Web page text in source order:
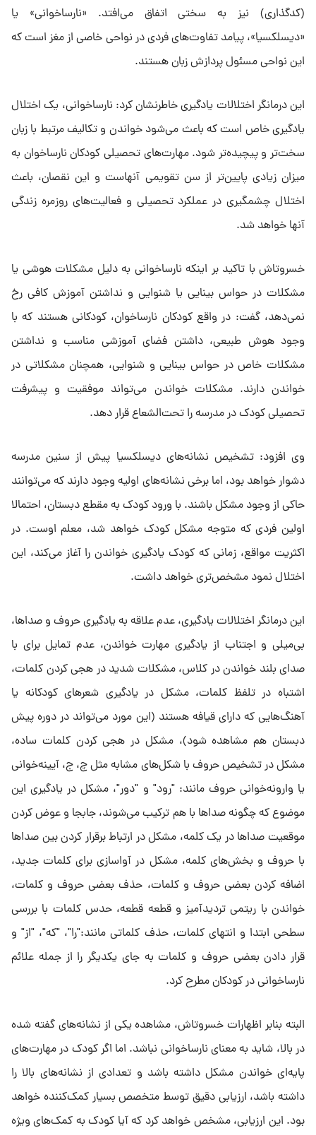
(کدگذاری) نیز به سختی اتفاق می‌افتد. «نارساخوانی» یا
«دیسلکسیا»، پیامد تفاوت‌های فردی در نواحی خاصی از مغز است که
این نواحی مسئول پردازش زبان هستند.
این درمانگر اختلالات یادگیری خاطرنشان کرد: نارساخوانی، یک اختلال
یادگیری خاص است که باعث می‌شود خواندن و تکالیف مرتبط با زبان
سخت‌تر و پیچیده‌تر شود. مهارت‌های تحصیلی کودکان نارساخوان به
میزان زیادی پایین‌تر از سن تقویمی آنهاست و این نقصان، باعث
اختلال چشمگیری در عملکرد تحصیلی و فعالیت‌های روزمره زندگی
آنها خواهد شد.
خسروتاش با تاکید بر اینکه نارساخوانی به دلیل مشکلات هوشی یا
مشکلات در حواس بینایی یا شنوایی و نداشتن آموزش کافی رخ
نمی‌دهد، گفت: در واقع کودکان نارساخوان، کودکانی هستند که با
وجود هوش طبیعی، داشتن فضای آموزشی مناسب و نداشتن
مشکلات خاص در حواس بینایی و شنوایی، همچنان مشکلاتی در
خواندن دارند. مشکلات خواندن می‌تواند موفقیت و پیشرفت
تحصیلی کودک در مدرسه را تحت‌الشعاع قرار دهد.
وی افزود: تشخیص نشانه‌های دیسلکسیا پیش از سنین مدرسه
دشوار خواهد بود، اما برخی نشانه‌های اولیه وجود دارند که می‌توانند
حاکی از وجود مشکل باشند. با ورود کودک به مقطع دبستان، احتمالا
اولین فردی که متوجه مشکل کودک خواهد شد، معلم اوست. در
اکثریت مواقع، زمانی که کودک یادگیری خواندن را آغاز می‌کند، این
اختلال نمود مشخص‌تری خواهد داشت.
این درمانگر اختلالات یادگیری، عدم علاقه به یادگیری حروف و صداها،
بی‌میلی و اجتناب از یادگیری مهارت خواندن،‌ عدم تمایل برای با
صدای بلند خواندن در کلاس، مشکلات شدید در هجی کردن کلمات،
اشتباه در تلفظ کلمات، مشکل در یادگیری شعرهای کودکانه یا
آهنگ‌هایی که دارای قیافه هستند (این مورد می‌تواند در دوره پیش
دبستان هم مشاهده شود)،‌ مشکل در هجی کردن کلمات ساده،
مشکل در تشخیص حروف با شکل‌های مشابه مثل چ، ج، آیینه‌خوانی
یا وارونه‌خوانی حروف مانند: "رود" و "دور"، مشکل در یادگیری این
موضوع که چگونه صداها با هم ترکیب می‌شوند، جابجا و عوض کردن
موقعیت صداها در یک کلمه، مشکل در ارتباط برقرار کردن بین صداها
با حروف و بخش‌های کلمه، مشکل در آواسازی برای کلمات جدید،
اضافه کردن بعضی حروف و کلمات، حذف بعضی حروف و کلمات،
خواندن با ریتمی تردیدآمیز و قطعه قطعه، حدس کلمات با بررسی
سطحی ابتدا و انتهای کلمات، حذف کلماتی مانند:"را"، "که"، "از" و
قرار دادن بعضی حروف و کلمات به جای یکدیگر را از جمله علائم
نارساخوانی در کودکان مطرح کرد.
البته بنابر اظهارات خسروتاش، مشاهده یکی از نشانه‌های گفته شده
در بالا، شاید به معنای نارساخوانی نباشد. اما اگر کودک در مهارت‌های
پایه‌ای خواندن مشکل داشته باشد و تعدادی از نشانه‌های بالا را
داشته باشد، ارزیابی دقیق توسط متخصص بسیار کمک‌کننده خواهد
بود. این ارزیابی، مشخص خواهد کرد که آیا کودک به کمک‌های ویژه